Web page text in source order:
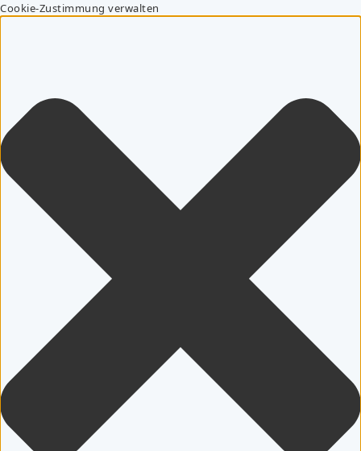
Cookie-Zustimmung verwalten